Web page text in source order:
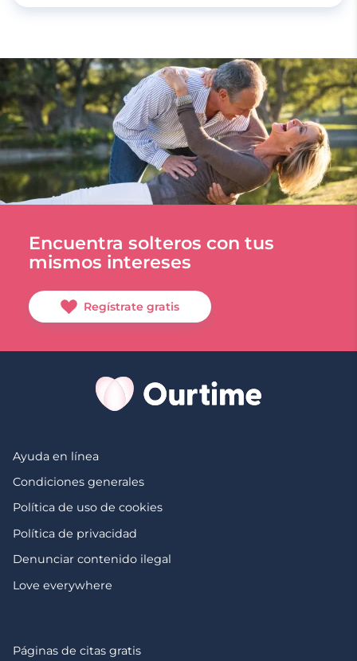
Encuentra solteros con tus
mismos intereses
Regístrate gratis
Ayuda en línea
Condiciones generales
Política de uso de cookies
Política de privacidad
Denunciar contenido ilegal
Love everywhere
Páginas de citas gratis